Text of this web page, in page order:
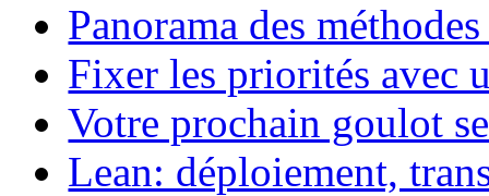
Panorama des
Fixer les priorités avec
Votre prochain goulot
Lean: déploiement,